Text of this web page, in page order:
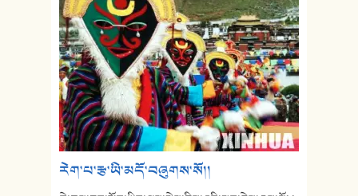
རེག་པ་རྩ་ཡི་མདོ་བཞུགས་སོ།།